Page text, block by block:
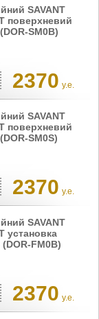
SAVANT
поверхневий
SM0B)
2370 у.е.
SAVANT
поверхневий
SM0S)
2370 у.е.
SAVANT
установка
FM0B)
2370 у.е.